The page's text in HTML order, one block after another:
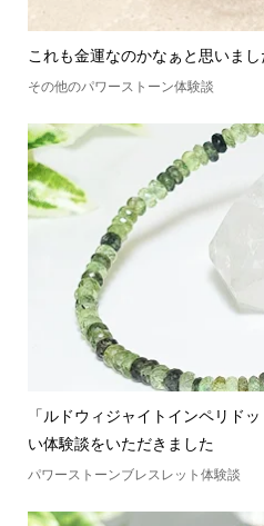
これも金運なのかなぁと思いまし
その他のパワーストーン体験談
「ルドウィジャイトインペリド
い体験談をいただきました
パワーストーンブレスレット体験談